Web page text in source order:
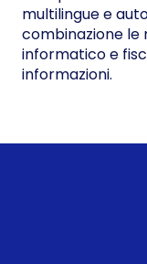
multilingue e
combinazione
informatico e
informazioni.